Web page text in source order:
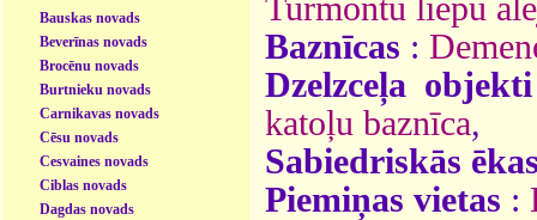
Bauskas novads
Beverīnas novads
Brocēnu novads
Burtnieku novads
Carnikavas novads
Cēsu novads
Cesvaines novads
Ciblas novads
Dagdas novads
Turmontu liepu
Baznīcas :
Dzelzceļa objekti
katoļu baznīca,
Sabiedriskās
Piemiņas vietas :